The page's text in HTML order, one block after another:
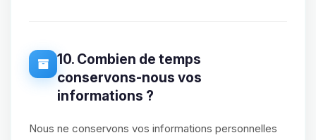
10. Combien de temps
conservons-nous vos
informations ?
Nous ne conservons vos informations personnelles